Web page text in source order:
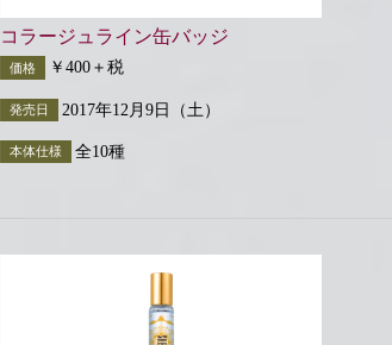
コラージュライン缶バッジ
価格 ￥400＋税
発売日 2017年12月9日（土）
本体仕様 全10種